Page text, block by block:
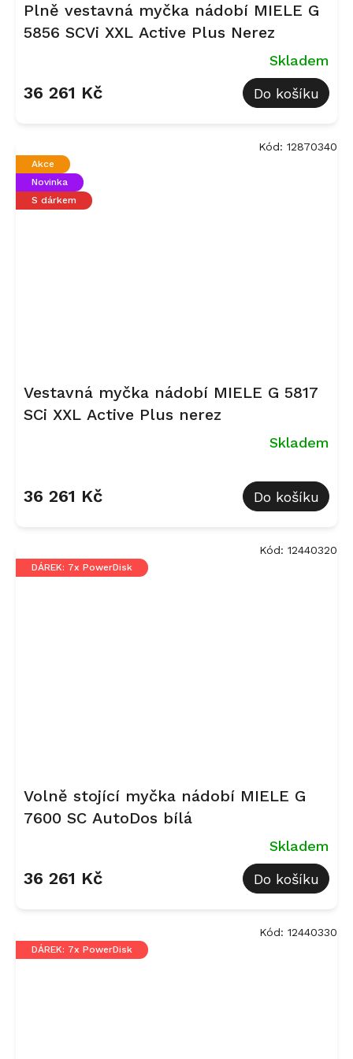
Plně vestavná myčka nádobí MIELE G
5856 SCVi XXL Active Plus Nerez
Skladem
36 261 Kč Do košíku
Akce
Novinka
S dárkem
Vestavná myčka nádobí MIELE G 5817
SCi XXL Active Plus nerez
produktu
5
hvězdiček.
Skladem
36 261 Kč Do košíku
Kód: 12870340
DÁREK: 7x PowerDisk
Volně stojící myčka nádobí MIELE G
7600 SC AutoDos bílá
Skladem
36 261 Kč Do košíku
Kód: 12440320
DÁREK: 7x PowerDisk
Kód: 12440330